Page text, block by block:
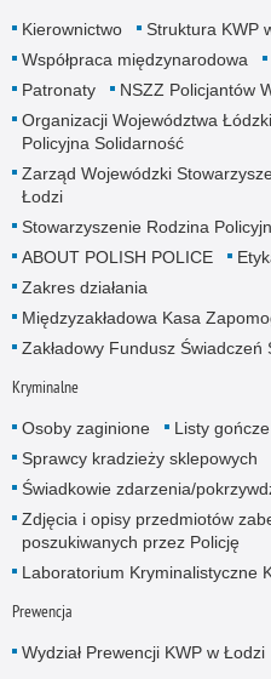
Kierownictwo Struktura KWP
Współpraca międzynarodowa
Patronaty
NSZZ Policjantów
Organizacji Województwa
Policyjna Solidarność
Zarząd Wojewódzki
Łodzi
Stowarzyszenie Rodzina
ABOUT POLISH POLICE
Zakres działania
Międzyzakładowa Kasa
Zakładowy Fundusz Świadczeń
Kryminalne
Osoby zaginione Listy gończe
Sprawcy kradzieży sklepowych
Świadkowie zdarzenia/
Zdjęcia i opisy przedmiotów
poszukiwanych przez Policję
Laboratorium Kryminalistyczne
Prewencja
Wydział Prewencji KWP w Łodzi